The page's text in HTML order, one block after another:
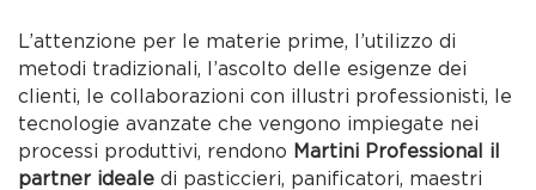
L’attenzione per le materie prime, l’utilizzo di
metodi tradizionali, l’ascolto delle esigenze dei
clienti, le collaborazioni con illustri professionisti, le
tecnologie avanzate che vengono impiegate nei
processi produttivi, rendono Martini Professional il
partner ideale di pasticcieri, panificatori, maestri